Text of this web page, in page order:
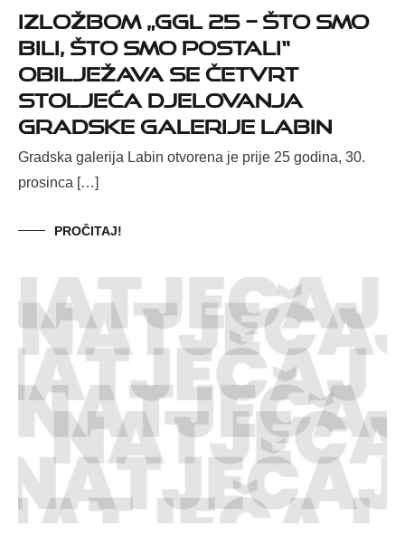
Izložbom „GGL 25 – što smo
bili, što smo postali“
obilježava se četvrt
stoljeća djelovanja
Gradske galerije Labin
Gradska galerija Labin otvorena je prije 25 godina, 30.
prosinca […]
PROČITAJ!